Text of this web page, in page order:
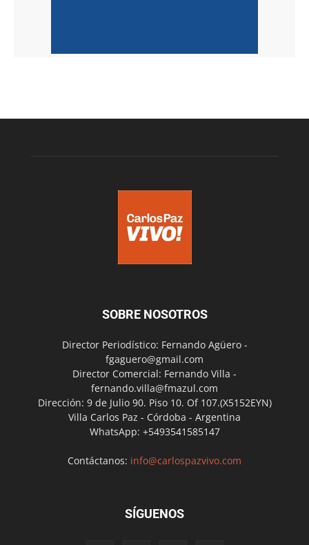
SOBRE NOSOTROS
Director Periodístico: Fernando Agüero -
fgaguero@gmail.com
Director Comercial: Fernando Villa -
fernando.villa@fmazul.com
Dirección: 9 de Julio 90. Piso 10. Of 107.(X5152EYN)
Villa Carlos Paz - Córdoba - Argentina
WhatsApp: +5493541585147
Contáctanos: info@carlospazvivo.com
SÍGUENOS